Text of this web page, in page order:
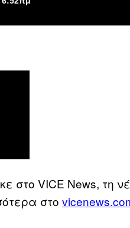
στο VICE News, τη
στο